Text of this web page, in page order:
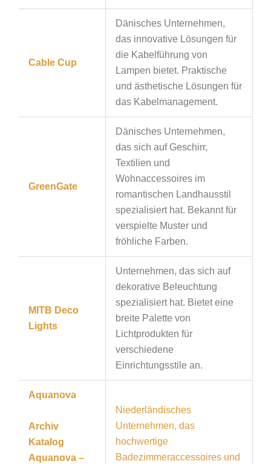
Cable Cup
Dänisches Unternehmen,
das innovative Lösungen für
die Kabelführung von
Lampen bietet. Praktische
und ästhetische Lösungen für
das Kabelmanagement.
GreenGate
Dänisches Unternehmen,
das sich auf Geschirr,
Textilien und
Wohnaccessoires im
romantischen Landhausstil
spezialisiert hat. Bekannt für
verspielte Muster und
fröhliche Farben.
MITB Deco
Lights
Unternehmen, das sich auf
dekorative Beleuchtung
spezialisiert hat. Bietet eine
breite Palette von
Lichtprodukten für
verschiedene
Einrichtungsstile an.
Aquanova
Archiv
Katalog
Aquanova –
Niederländisches
Unternehmen, das
hochwertige
Badezimmeraccessoires und